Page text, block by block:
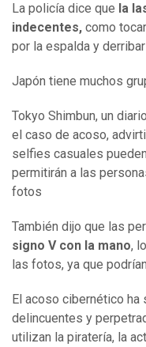
La policía dice que la
indecentes, como
por la espalda y
Japón tiene muchos
Tokyo Shimbun, un
el caso de acoso,
selfies casuales
permitirán a las
fotos
También dijo que las
signo V con la mano,
las fotos, ya que podrían
El acoso cibernético ha
delincuentes y
utilizan la piratería, la